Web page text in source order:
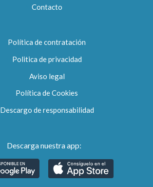
Contacto
Política de contratación
Politica de privacidad
Aviso legal
Política de Cookies
Descargo de responsabilidad
Descarga nuestra app: